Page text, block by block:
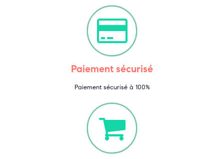
Paiement sécurisé
Paiement sécurisé à 100%